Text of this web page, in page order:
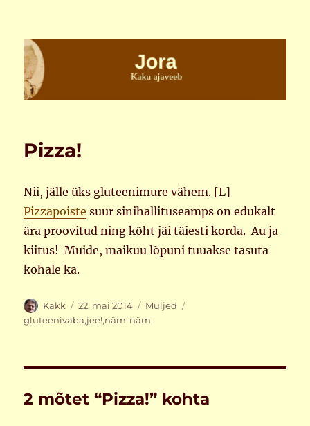
Jora
Pizza!
Nii, jälle üks gluteenimure vähem. [L]
Pizzapoiste suur sinihallituseamps on edukalt
ära proovitud ning kõht jäi täiesti korda. Au ja
kiitus! Muide, maikuu lõpuni tuuakse tasuta
kohale ka.
Autor
Kakk Postitatud
22. mai 2014 Rubriigid
Muljed
gluteenivaba,jee!,näm-näm
2 mõtet “Pizza!” kohta